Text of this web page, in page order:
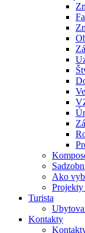
Ako
Projekty
Turista
Kontakty